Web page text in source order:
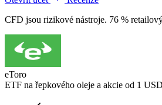
CFD jsou rizikové nástroje. 76 %
eToro
ETF na řepkového oleje a akcie od 1